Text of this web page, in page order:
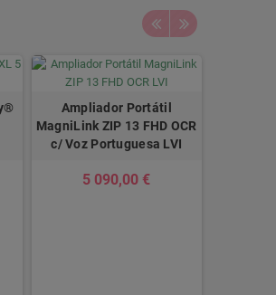
Ampliador Portátil
MagniLink ZIP 13 FHD OCR
c/ Voz Portuguesa LVI
5 090,00 €